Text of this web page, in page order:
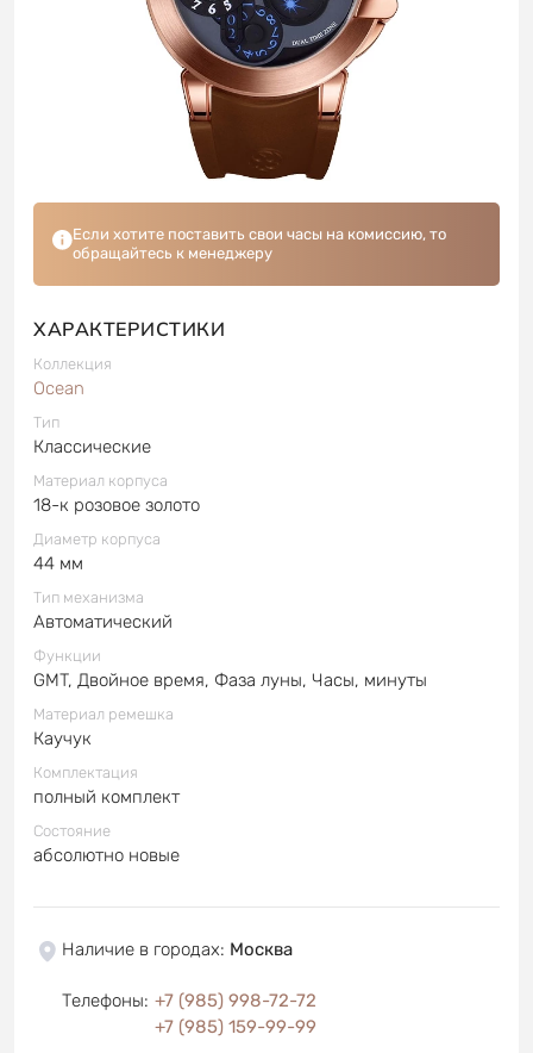
Если хотите поставить свои часы на комиссию, то
обращайтесь к менеджеру
ХАРАКТЕРИСТИКИ
Коллекция
Ocean
Тип
Классические
Материал корпуса
18-к розовое золото
Диаметр корпуса
44 мм
Тип механизма
Автоматический
Функции
GMT, Двойное время, Фаза луны, Часы, минуты
Материал ремешка
Каучук
Комплектация
полный комплект
Состояние
абсолютно новые
Наличие в городах: Москва
Телефоны: +7 (985) 998-72-72
+7 (985) 159-99-99